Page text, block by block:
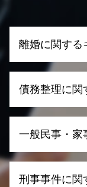
離婚に関する
離婚調停 や
離婚 代理人
親権と監護権
離婚 養育費
離婚 デメリ
債務整理に関
債務整理 相談
任意整理 弁
任意整理 ブ
一般民事・家
遺産分割調
刑事事件に関